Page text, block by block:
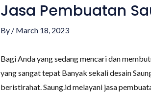
Jasa Pembuatan
By / March 18, 2023
Bagi Anda yang sedang mencari dan
yang sangat tepat Banyak sekali desain
beristirahat. Saung.id melayani jasa